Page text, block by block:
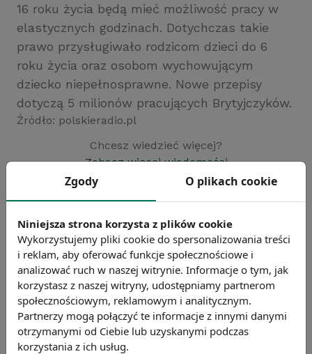
16 roku życia będą mieć możliwość pracy w
elastycznych godzinach. Dotychczas takie
prawo przysługiwało rodzicom dzieci do 6
roku życia oraz osobom wychowującym
dziecko niepełnosprawne. Nowe przepisy
dotyczą 5 milionów pracujących Brytyjczyków.
Źródło: polskieradio.pl
Chcesz wiedzieć więcej?
Zobacz więcej wiadomości
Zgody O plikach cookie
Niniejsza strona korzysta z plików cookie
Wykorzystujemy pliki cookie do spersonalizowania treści
i reklam, aby oferować funkcje społecznościowe i
analizować ruch w naszej witrynie. Informacje o tym, jak
korzystasz z naszej witryny, udostępniamy partnerom
społecznościowym, reklamowym i analitycznym.
Partnerzy mogą połączyć te informacje z innymi danymi
otrzymanymi od Ciebie lub uzyskanymi podczas
korzystania z ich usług.